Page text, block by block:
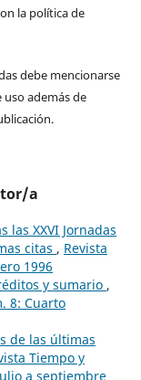
la política de
debe mencionarse
uso además de
a
las XXVI Jornadas
citas , Revista
1996
y sumario ,
8: Cuarto
de las últimas
Tiempo y
a septiembre